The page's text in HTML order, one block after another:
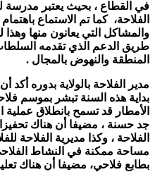
في القطاع ، بحيث يعتبر مدرسة
الفلاحة، كما تم الاستماع
والمشاكل التي يعانون منها وهذا
طريق الدعم الذي تقدمه
المنطقة والنهوض بالمجال .
مدير الفلاحة بالولاية بدوره
بداية هذه السنة تبشر بموسم
الأمطار قد تسمح بانطلاق
جد حسنة ، مضيفا أن هناك
الفلاحة ، وكذا مديرية الفلاحة
مساحة ممكنة في النشاط
بطابع فلاحي، مضيفا أن هناك